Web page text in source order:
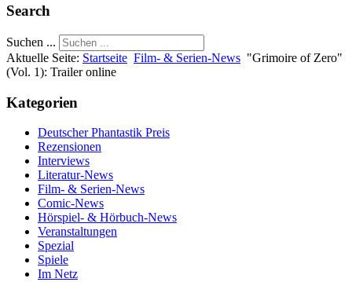
Search
Suchen ...
Aktuelle Seite: Startseite Film- & Serien-News "Grimoire of Zero"
(Vol. 1): Trailer online
Kategorien
Deutscher Phantastik Preis
Rezensionen
Interviews
Literatur-News
Film- & Serien-News
Comic-News
Hörspiel- & Hörbuch-News
Veranstaltungen
Spezial
Spiele
Im Netz